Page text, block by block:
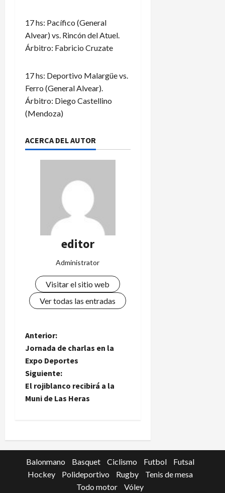
17 hs: Pacífico (General
Alvear) vs. Rincón del Atuel.
Árbitro: Fabricio Cruzate
17 hs: Deportivo Malargüe vs.
Ferro (General Alvear).
Árbitro: Diego Castellino
(Mendoza)
ACERCA DEL AUTOR
editor
Administrator
Visitar el sitio web
Ver todas las entradas
N
a
v
e
a
c
Anterior:
Jornada de charlas en la
Expo Deportes
Siguiente:
El rojiblanco recibirá a la
Muni de Las Heras
Balonmano Basquet Ciclismo Futbol
Futsal
Hockey
Polideportivo Rugby
Tenis de mesa
Todo motor
Vóley